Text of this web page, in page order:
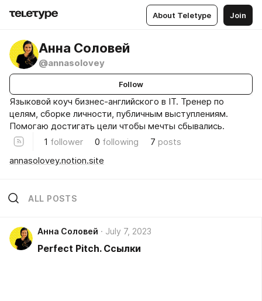
About Teletype Join
Анна Соловей
@annasolovey
Follow
Языковой коуч бизнес-английского в IT. Тренер по
целям, сборке личности, публичным выступлениям.
Помогаю достигать цели чтобы мечты сбывались.
1 follower 0 following 7 posts
annasolovey.notion.site
ALL POSTS
Анна Соловей July 7, 2023
Perfect Pitch. Ссылки